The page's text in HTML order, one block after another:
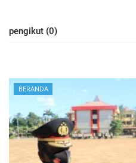
pengikut (0)
BERANDA